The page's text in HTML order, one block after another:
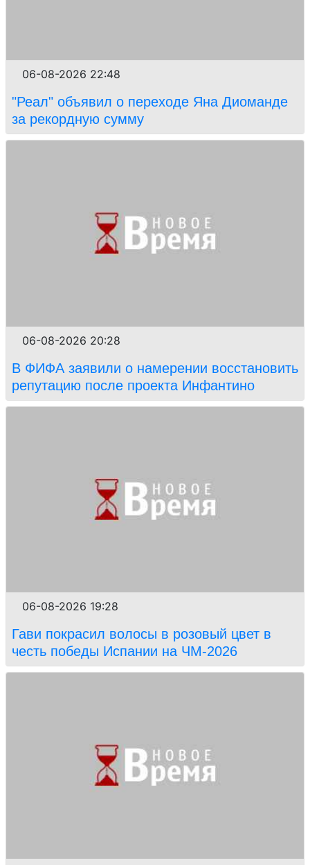
06-08-2026 22:48
"Реал" объявил о переходе Яна Диоманде
за рекордную сумму
06-08-2026 20:28
В ФИФА заявили о намерении восстановить
репутацию после проекта Инфантино
06-08-2026 19:28
Гави покрасил волосы в розовый цвет в
честь победы Испании на ЧМ-2026